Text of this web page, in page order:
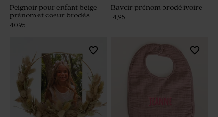
Peignoir pour enfant beige
prénom et coeur brodés
40,95
Bavoir prénom brodé ivoire
14,95